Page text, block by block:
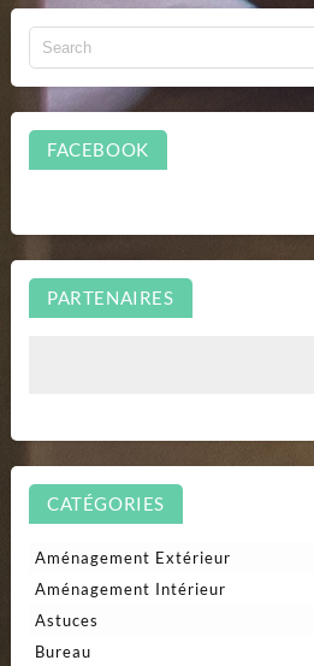
FACEBOOK
PARTENAIRES
CATÉGORIES
Aménagement Extérieur
Aménagement Intérieur
Astuces
Bureau